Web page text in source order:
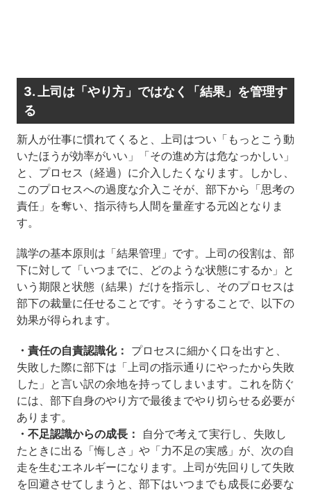
3. 上司は「やり方」ではなく「結果」を管理す
る
新人が仕事に慣れてくると、上司はつい「もっとこう動
いたほうが効率がいい」「その進め方は危なっかしい」
と、プロセス（経過）に介入したくなります。しかし、
このプロセスへの過度な介入こそが、部下から「思考の
責任」を奪い、指示待ち人間を量産する元凶となりま
す。
識学の基本原則は「結果管理」です。上司の役割は、部
下に対して「いつまでに、どのような状態にするか」と
いう期限と状態（結果）だけを指示し、そのプロセスは
部下の裁量に任せることです。そうすることで、以下の
効果が得られます。
・責任の自責認識化： プロセスに細かく口を出すと、
失敗した際に部下は「上司の指示通りにやったから失敗
した」と言い訳の余地を持ってしまいます。これを防ぐ
には、部下自身のやり方で最後までやり切らせる必要が
あります。
・不足認識からの成長：
自分で考えて実行し、失敗し
たときに出る「悔しさ」や「力不足の実感」が、次の自
走を生むエネルギーになります。上司が先回りして失敗
を回避させてしまうと、部下はいつまでも成長に必要な